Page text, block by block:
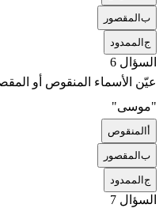
بالمقصور
جالممدود
السؤال 6
عيّن الأسماء المنقوص أو
"موسى"
المنقوص
بالمقصور
جالممدود
السؤال 7